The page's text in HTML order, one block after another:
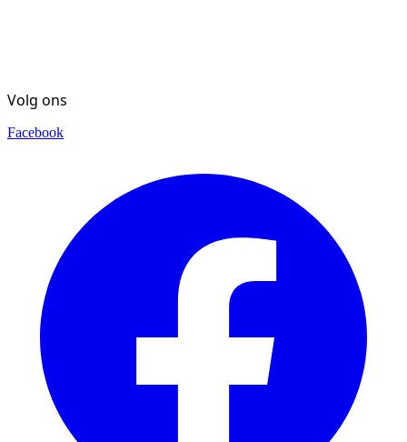
Volg ons
Facebook